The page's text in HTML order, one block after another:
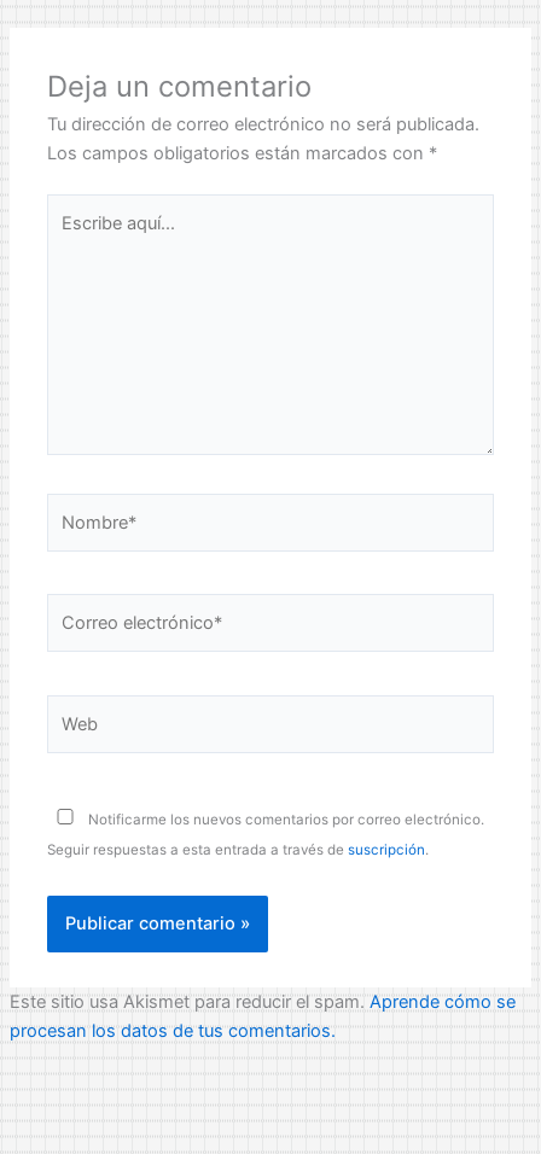
Deja un comentario
Tu dirección de correo electrónico no será publicada.
Los campos obligatorios están marcados con *
aquí...
Notificarme los nuevos comentarios por correo electrónico.
Seguir respuestas a esta entrada a través desuscripción.
Este sitio usa Akismet para reducir el spam.Aprende cómo se
procesan los datos de tus comentarios.